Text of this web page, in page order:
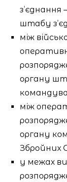
з’єднання
штабу
між
органу
між
органу
Збройних
у межах